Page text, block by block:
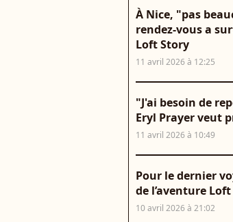
À Nice, "pas
rendez-vous a
Loft Story
11 avril 2026 à 12:25
"J'ai besoin de
Eryl Prayer veut
11 avril 2026 à 10:49
Pour le dernier
de l’aventure
10 avril 2026 à 21:02